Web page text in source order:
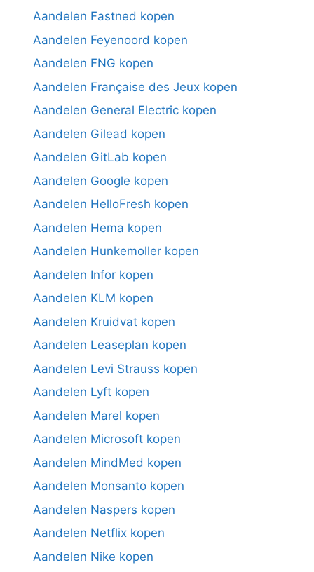
Aandelen Fastned kopen
Aandelen Feyenoord kopen
Aandelen FNG kopen
Aandelen Française des Jeux kopen
Aandelen General Electric kopen
Aandelen Gilead kopen
Aandelen GitLab kopen
Aandelen Google kopen
Aandelen HelloFresh kopen
Aandelen Hema kopen
Aandelen Hunkemoller kopen
Aandelen Infor kopen
Aandelen KLM kopen
Aandelen Kruidvat kopen
Aandelen Leaseplan kopen
Aandelen Levi Strauss kopen
Aandelen Lyft kopen
Aandelen Marel kopen
Aandelen Microsoft kopen
Aandelen MindMed kopen
Aandelen Monsanto kopen
Aandelen Naspers kopen
Aandelen Netflix kopen
Aandelen Nike kopen